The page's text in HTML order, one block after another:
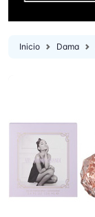
Inicio Dama